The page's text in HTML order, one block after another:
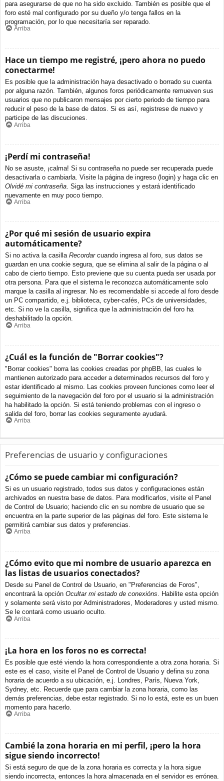
para asegurarse de que no ha sido excluido. También es posible que el
foro esté mal configurado por su dueño y/o tenga fallos en la
programación, por lo que necesitaría ser reparado.
Arriba
Hace un tiempo me registré, ¡pero ahora no puedo
conectarme!
Es posible que la administración haya desactivado o borrado su cuenta
por alguna razón. También, algunos foros periódicamente remueven sus
usuarios que no publicaron mensajes por cierto periodo de tiempo para
reducir el peso de la base de datos. Si es así, registrese de nuevo y
participe de las discuciones.
Arriba
¡Perdí mi contraseña!
No se asuste, ¡calma! Si su contraseña no puede ser recuperada puede
desactivarla o cambiarla. Visite la página de ingreso (login) y haga clic en
Olvidé mi contraseña . Siga las instrucciones y estará identificado
nuevamente en muy poco tiempo.
Arriba
¿Por qué mi sesión de usuario expira
automáticamente?
Si no activa la casilla Recordarcuando ingresa al foro, sus datos se
guardan en una cookie segura, que se elimina al salir de la página o al
cabo de cierto tiempo. Esto previene que su cuenta pueda ser usada por
otra persona. Para que el sistema le reconozca automáticamente solo
marque la casilla al ingresar. No es recomendable si accede al foro desde
un PC compartido, e.j. biblioteca, cyber-cafés, PCs de universidades,
etc. Si no ve la casilla, significa que la administración del foro ha
deshabilitado la opción.
Arriba
¿Cuál es la función de "Borrar cookies"?
"Borrar cookies" borra las cookies creadas por phpBB, las cuales le
mantienen autorizado para acceder a determinados recursos del foro y
estar identificado al mismo. Las cookies proveen funciones como leer el
seguimiento de la navegación del foro por el usuario si la administración
ha habilitado la opción. Si está teniendo problemas con el ingreso o
salida del foro, borrar las cookies seguramente ayudará.
Arriba
Preferencias de usuario y configuraciones
¿Cómo se puede cambiar mi configuración?
Si es un usuario registrado, todos sus datos y configuraciones están
archivados en nuestra base de datos. Para modificarlos, visite el Panel
de Control de Usuario; haciendo clic en su nombre de usuario que se
encuentra en la parte superior de las páginas del foro. Este sistema le
permitirá cambiar sus datos y preferencias.
Arriba
¿Cómo evito que mi nombre de usuario aparezca en
las listas de usuarios conectados?
Desde su Panel de Control de Usuario, en "Preferencias de Foros",
encontrará la opción Ocultar mi estado de conexións. Habilite esta opción
y solamente será visto por Administradores, Moderadores y usted mismo.
Se le contará como usuario oculto.
Arriba
¡La hora en los foros no es correcta!
Es posible que esté viendo la hora correspondiente a otra zona horaria. Si
este es el caso, visite el Panel de Control de Usuario y defina su zona
horaria de acuerdo a su ubicación, e.j. Londres, París, Nueva York,
Sydney, etc. Recuerde que para cambiar la zona horaria, como las
demás preferencias, debe estar registrado. Si no lo está, este es un buen
momento para hacerlo.
Arriba
Cambié la zona horaria en mi perfil, ¡pero la hora
sigue siendo incorrecto!
Si está seguro de que de la zona horaria es correcta y la hora sigue
siendo incorrecta, entonces la hora almacenada en el servidor es errónea.